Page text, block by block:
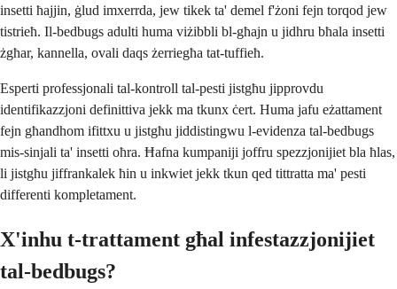
insetti ħajjin, ġlud imxerrda, jew tikek ta' demel f'żoni fejn torqod jew
tistrieħ. Il-bedbugs adulti huma viżibbli bl-għajn u jidhru bħala insetti
żgħar, kannella, ovali daqs żerriegħa tat-tuffieħ.
Esperti professjonali tal-kontroll tal-pesti jistgħu jipprovdu
identifikazzjoni definittiva jekk ma tkunx ċert. Huma jafu eżattament
fejn għandhom ifittxu u jistgħu jiddistingwu l-evidenza tal-bedbugs
mis-sinjali ta' insetti oħra. Ħafna kumpaniji joffru spezzjonijiet bla ħlas,
li jistgħu jiffrankalek ħin u inkwiet jekk tkun qed tittratta ma' pesti
differenti kompletament.
X'inhu t-trattament għal infestazzjonijiet
tal-bedbugs?